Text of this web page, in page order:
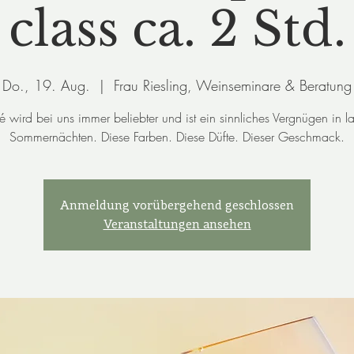
class ca. 2 Std.
Do., 19. Aug.
  |
Frau Riesling, Weinseminare & Beratung
wird bei uns immer beliebter und ist ein sinnliches Vergnügen in
Sommernächten. Diese Farben. Diese Düfte. Dieser Geschmack.
Anmeldung vorübergehend geschlossen
Veranstaltungen ansehen